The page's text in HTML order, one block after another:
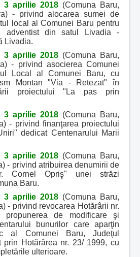
3 aprilie 2018 (Comuna Baru,
- privind alocarea sumei de
local al Comunei Baru pentru
adventist din satul Livadia -
Livadia.
3 aprilie 2018 (Comuna Baru,
- privind asocierea Comunei
Local al Comunei Baru, cu
Montan "Via - Retezat" în
proiectului "La pas prin
3 aprilie 2018 (Comuna Baru,
- privind finanţarea proiectului
dedicat Centenarului Marii
3 aprilie 2018 (Comuna Baru,
- privind atribuirea denumirii de
Cornel Opriş" unei străzi
Baru.
3 aprilie 2018 (Comuna Baru,
- privind revocarea Hotărârii nr.
propunerea de modificare şi
bunurilor care aparţin
al Comunei Baru, Judeţul
prin Hotărârea nr. 23/ 1999, cu
ulterioare.